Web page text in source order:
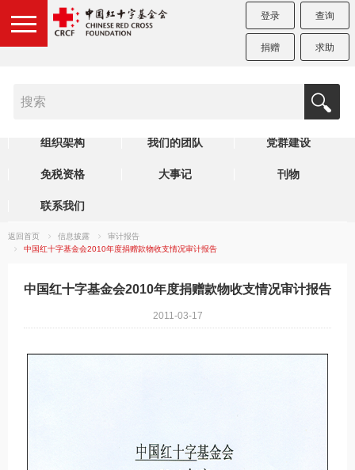
登录 查询
捐赠 求助
机构简介
组织架构 我们的团队 党群建设
免税资格 大事记 刊物
联系我们
返回首页 信息披露
审计报告
中国红十字基金会2010年度捐赠款物收支情况审计报告
中国红十字基金会2010年度捐赠款物收支情况审计报告
2011-03-17